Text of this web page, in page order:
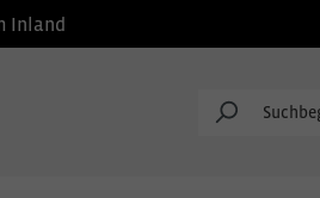
Inland